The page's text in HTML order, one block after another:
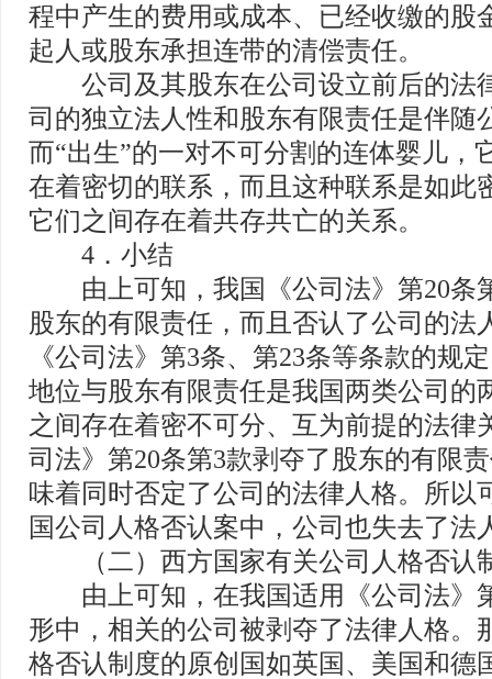
程中产生的费用或成本、已经收缴的股
起人或股东承担连带的清偿责任。
公司及其股东在公司设立前后的法
司的独立法人性和股东有限责任是伴随
而“出生”的一对不可分割的连体婴儿，
在着密切的联系，而且这种联系是如此
它们之间存在着共存共亡的关系。
4．小结
由上可知，我国《公司法》第20条
股东的有限责任，而且否认了公司的法
《公司法》第3条、第23条等条款的规
地位与股东有限责任是我国两类公司的
之间存在着密不可分、互为前提的法律
司法》第20条第3款剥夺了股东的有限
味着同时否定了公司的法律人格。所以
国公司人格否认案中，公司也失去了法
（二）西方国家有关公司人格否认
由上可知，在我国适用《公司法》
形中，相关的公司被剥夺了法律人格。
格否认制度的原创国如英国、美国和德